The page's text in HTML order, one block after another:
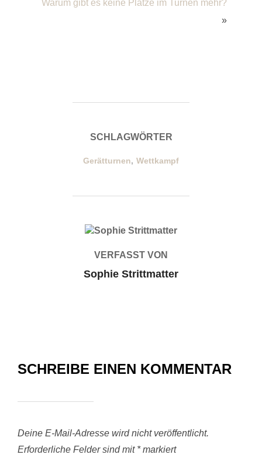
Warum gibt es keine Plätze im Turnen mehr?
»
SCHLAGWÖRTER
Gerätturnen, Wettkampf
BEITRAGSAUTOR
VERFASST VON
Sophie Strittmatter
SCHREIBE EINEN KOMMENTAR
Deine E-Mail-Adresse wird nicht veröffentlicht.
Erforderliche Felder sind mit *markiert